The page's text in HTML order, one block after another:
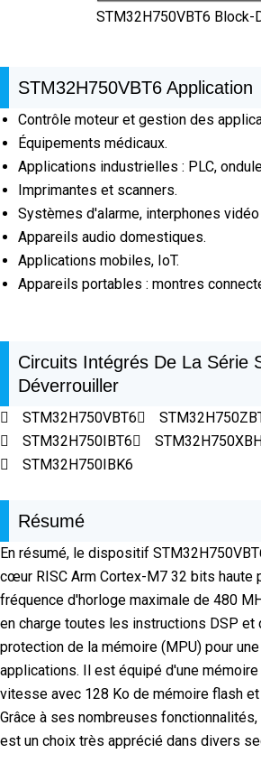
STM32H750VBT6 Block-
STM32H750VBT6 Application
Contrôle moteur et gestion des
Équipements médicaux.
Applications industrielles : PLC,
Imprimantes et scanners.
Systèmes d'alarme, interphones vidéo
Appareils audio domestiques.
Applications mobiles, IoT.
Appareils portables : montres
Circuits Intégrés De La Série
Déverrouiller
STM32H750VBT6
STM32H750IBT6
STM32H750IBK6
Résumé
En résumé, le dispositif
cœur RISC Arm Cortex-M7 32 bits haute
fréquence d'horloge maximale de 480
en charge toutes les instructions DSP et
protection de la mémoire (MPU) pour
applications. Il est équipé d'une
vitesse avec 128 Ko de mémoire flash
Grâce à ses nombreuses
est un choix très apprécié dans divers